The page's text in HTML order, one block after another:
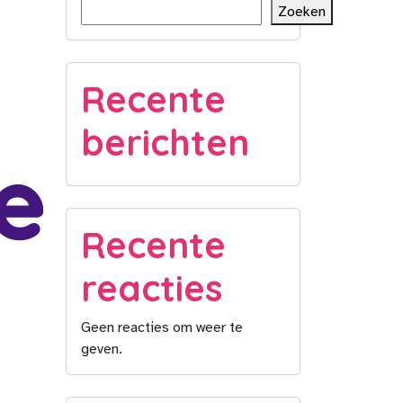
Zoeken
Recente
berichten
Recente
reacties
Geen reacties om weer te
geven.